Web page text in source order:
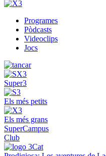
Programes
Pòdcasts
Videoclips
Jocs
Super3
Els més petits
Els més grans
SuperCampus
Club